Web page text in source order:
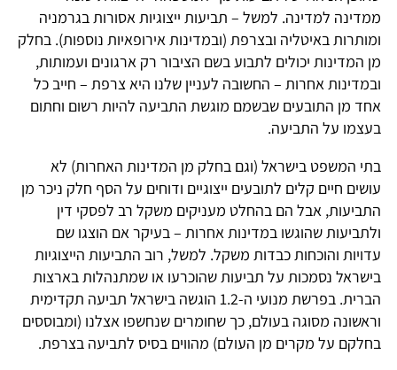
ממדינה למדינה. למשל – תביעות ייצוגיות אסורות בגרמניה
ומותרות באיטליה ובצרפת (ובמדינות אירופאיות נוספות). בחלק
מן המדינות יכולים לתבוע בשם הציבור רק ארגונים ועמותות,
ובמדינות אחרות – החשובה לעניין שלנו היא צרפת – חייב כל
אחד מן התובעים שבשמם מוגשת התביעה להיות רשום וחתום
בעצמו על התביעה.
בתי המשפט בישראל (וגם בחלק מן המדינות האחרות) לא
עושים חיים קלים לתובעים ייצוגיים ודוחים על הסף חלק ניכר מן
התביעות, אבל הם בהחלט מעניקים משקל רב לפסקי דין
ולתביעות שהוגשו במדינות אחרות – בעיקר אם הוצגו שם
עדויות והוכחות כבדות משקל. למשל, רוב התביעות הייצוגיות
בישראל נסמכות על תביעות שהוכרעו או שמתנהלות בארצות
הברית. בפרשת מנועי ה-1.2 הוגשה בישראל תביעה תקדימית
וראשונה מסוגה בעולם, כך שחומרים שנחשפו אצלנו (ומבוססים
בחלקם על מקרים מן העולם) מהווים בסיס לתביעה בצרפת.